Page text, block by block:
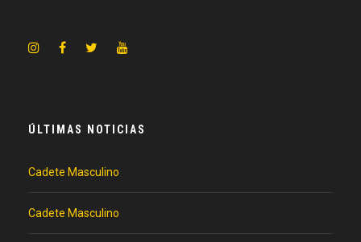
ÚLTIMAS NOTICIAS
Cadete Masculino
Cadete Masculino